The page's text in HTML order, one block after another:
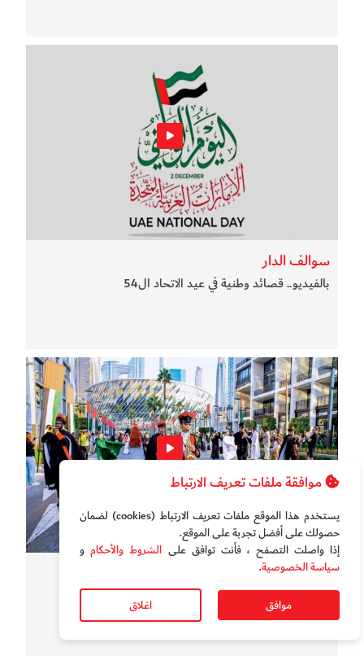
سوالف الدار
بالفيديو.. قصائد وطنية في عيد الاتحاد ال54
سوالف الدار
بالفيديو.. "ميديا سيتي " دبي تحتفل بعيد الاتحاد ال 54
موافقة ملفات تعريف الارتباط
يستخدم هذا الموقع ملفات تعريف الارتباط (cookies) لضمان
حصولك على أفضل تجربة على الموقع‏.
إذا واصلت التصفح ، فأنت توافق على الشروط والأحكامو
سياسة الخصوصية.
موافق اغلاق